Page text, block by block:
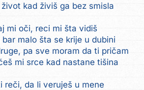
kad živiš ga bez smisla
mi oči, reci mi šta vidiš
malo šta se krije u dubini
pa sve moram da ti pričam
mi srce kad nastane tišina
reči, da li veruješ u mene